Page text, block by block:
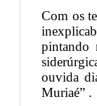
Com os
pintando
ouvida
Muriaé” .